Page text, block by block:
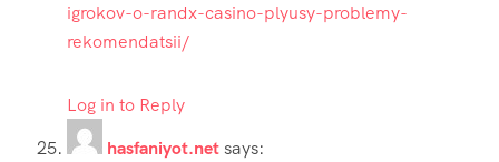
igrokov-o-randx-casino-plyusy-problemy-
rekomendatsii/
Log in to Reply
hasfaniyot.netsays: